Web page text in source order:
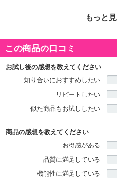
電気代不要・エコ・環境に優しい・
フ
クリップ式でどこでも簡単に設置可
防水で屋外、屋内問わず使用出来
もっと
この商品の口コミ
お試し後の感想を教えてください
知り合いにおすすめしたい
リピートしたい
似た商品もお試ししたい
商品の感想を教えてください
お得感がある
品質に満足している
機能性に満足している